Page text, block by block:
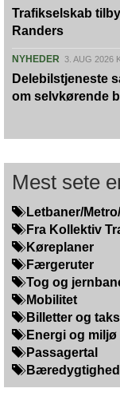
Trafikselskab
Randers
NYHEDER 3. AUG 2026
Delebilstjeneste
om selvkørende
Mest sete
Letbaner/
Fra Kollektiv
Køreplaner
Færgeruter
Tog og
Mobilitet
Billetter og
Energi og miljø
Passagertal
Bæredygtighed